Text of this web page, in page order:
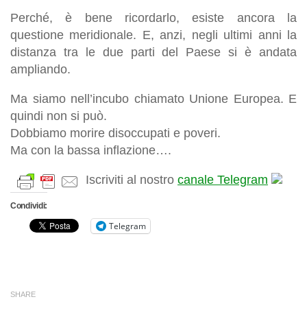
Perché, è bene ricordarlo, esiste ancora la
questione meridionale. E, anzi, negli ultimi anni la
distanza tra le due parti del Paese si è andata
ampliando.
Ma siamo nell’incubo chiamato Unione Europea. E
quindi non si può.
Dobbiamo morire disoccupati e poveri.
Ma con la bassa inflazione….
Iscriviti al nostro canale Telegram
Condividi:
Telegram
SHARE